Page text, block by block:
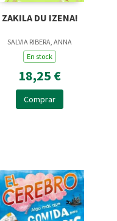
ZAKILA DU IZENA!
SALVIA RIBERA, ANNA
En stock
18,25 €
Comprar